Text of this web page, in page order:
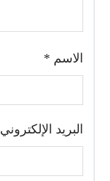
الاسم *
البريد الإلكتروني